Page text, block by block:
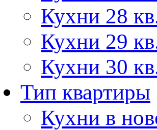
Кухни 28
Кухни 29
Кухни 30
Тип квартиры
Кухни в